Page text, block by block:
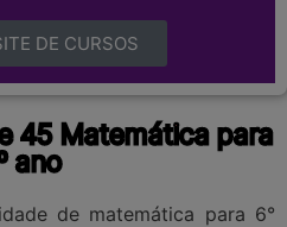
DE CURSOS
45 Matemática para
ano
de matemática para 6°